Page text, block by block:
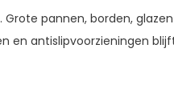
pannen, borden,
en antislipvoorzieningen